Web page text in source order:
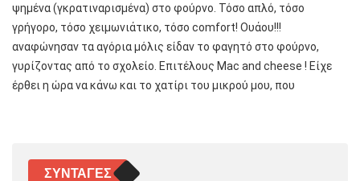
ψημένα (γκρατιναρισμένα) στο φούρνο. Τόσο απλό, τόσο
γρήγορο, τόσο χειμωνιάτικο, τόσο comfort! Ουάου!!!
αναφώνησαν τα αγόρια μόλις είδαν το φαγητό στο φούρνο,
γυρίζοντας από το σχολείο. Επιτέλους Mac and cheese ! Είχε
έρθει η ώρα να κάνω και το χατίρι του μικρού μου, που
ΣΥΝΤΑΓΈΣ